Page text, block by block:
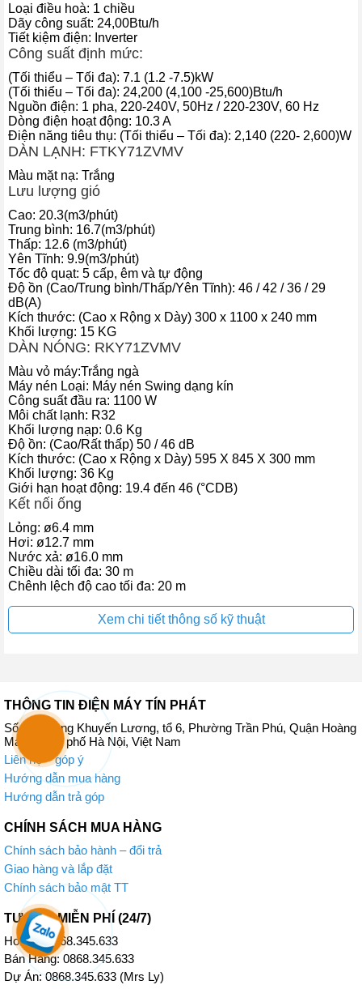
Công nghệ Inverter tiết kiệm điện lên
đến 50%
Máy điều hòa Daikin FTKY71ZVMV được trang bị công nghệ
inverter tiên tiến nhất đem lại 3 lợi ích thiết thực nhất tới người tiêu
dùng:
Máy sẽ duy trì ở nhiệt độ ổn định với mức dung sai rất thấp
chỉ 0.5 0C bạn sẽ thấy được sự thoải mái vô cùng dễ chịu.
Tiết kiệm hóa đơn tiền điện lên đến 50% so với máy điều
hòa thông thường.
Máy hoạt động êm ái.
Chế độ Econo được tích hợp trên máy sẽ hoạt động ở công suất
thấp, thích hợp sử dụng vào buổi tối, hoặc những ngày thời tiết
không quá nóng, đem đến hiệu quả tiết kiệm điện.
Công nghệ lọc khí Streamer ức chế
Virut COVID-19 hiệu quả tới 99,9%
Điển nhấn công nghệ nổi bật của điều hòa Daikin inverter 24000
BTU 1 chiều FTKY71ZVMV chính là máy được trang bị công nghệ
Streamer – Công nghệ lọc khí độc quyền DAIKIN – với cơ chế giải
phóng các electron tốc độ cao va chạm với oxy, nitơ, hơi nước
trong không khí giúp tạo ra các phần tử có đặc tính phân hủy mạnh
mẽ, tác động ức chế các chất gây mùi, các tác nhân gây ô nhiễm
Phin lọc Enzyme Blue kết hợp PM2.5
Phin lọc 2 lớp với sự kết hợp chức năng của 2 loại phin lọc
Enzyme Blue và phin lọc PM2.5 mang lại hiệu quả kép vừa giúp
loại bỏ các tác nhân gây mùi, chất gây dị ứng, nấm mốc, vi khuẩn,
Loại điều hoà: 1 chiều
Dãy công suất: 24,00Btu/h
Tiết kiệm điện: Inverter
Công suất định mức:
(Tối thiểu – Tối đa): 7.1 (1.2 -7.5)kW
(Tối thiểu – Tối đa): 24,200 (4,100 -25,600)Btu/h
Nguồn điện: 1 pha, 220-240V, 50Hz / 220-230V, 60 Hz
Dòng điện hoạt động: 10.3 A
Điện năng tiêu thụ: (Tối thiểu – Tối đa): 2,140 (220- 2,600)W
DÀN LẠNH: FTKY71ZVMV
Màu mặt nạ: Trắng
Lưu lượng gió
Cao: 20.3(m3/phút)
Trung bình: 16.7(m3/phút)
Thấp: 12.6 (m3/phút)
Yên Tĩnh: 9.9(m3/phút)
Tốc độ quạt: 5 cấp, êm và tự động
Độ ồn (Cao/Trung bình/Thấp/Yên Tĩnh): 46 / 42 / 36 / 29
dB(A)
Kích thước: (Cao x Rộng x Dày) 300 x 1100 x 240 mm
Khối lượng: 15 KG
DÀN NÓNG: RKY71ZVMV
Màu vỏ máy:Trắng ngà
Máy nén Loại: Máy nén Swing dạng kín
Công suất đầu ra: 1100 W
Môi chất lạnh: R32
Khối lượng nạp: 0.6 Kg
Độ ồn: (Cao/Rất thấp) 50 / 46 dB
Kích thước: (Cao x Rộng x Dày) 595 X 845 X 300 mm
Khối lượng: 36 Kg
Giới hạn hoạt động: 19.4 đến 46 (°CDB)
Kết nối ống
Lỏng: ø6.4 mm
Hơi: ø12.7 mm
Nước xả: ø16.0 mm
Chiều dài tối đa: 30 m
Chênh lệch độ cao tối đa: 20 m
Xem chi tiết thông số kỹ thuật
THÔNG TIN ĐIỆN MÁY TÍN PHÁT
Số 52 đường Khuyến Lương, tổ 6, Phường Trần Phú, Quận Hoàng
Mai, Thành phố Hà Nội, Việt Nam
Liên hệ – góp ý
Hướng dẫn mua hàng
Hướng dẫn trả góp
CHÍNH SÁCH MUA HÀNG
Chính sách bảo hành – đổi trả
Giao hàng và lắp đặt
Chính sách bảo mật TT
TƯ VẤN MIỄN PHÍ (24/7)
Hotline: 0868.345.633
Bán Hàng: 0868.345.633
Dự Án: 0868.345.633 (Mrs Ly)